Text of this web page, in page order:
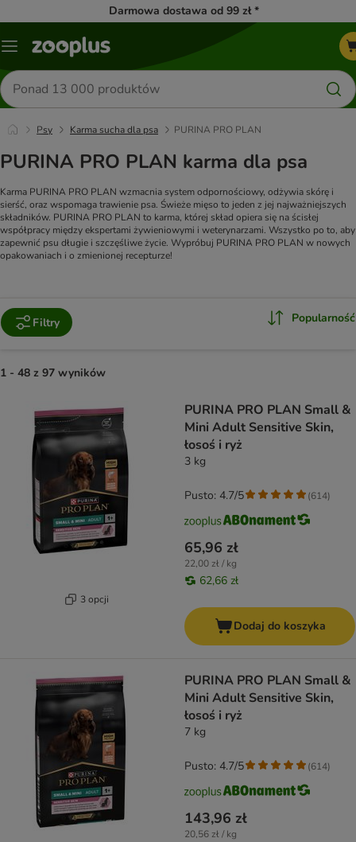
Darmowa dostawa od 99 zł *
Menu
Szukaj
produktów
Psy Karma sucha dla psa PURINA PRO PLAN
PURINA PRO PLAN karma dla psa
Karma PURINA PRO PLAN wzmacnia system odpornościowy, odżywia skórę i
sierść, oraz wspomaga trawienie psa. Świeże mięso to jeden z jej najważniejszych
składników. PURINA PRO PLAN to karma, której skład opiera się na ścisłej
współpracy między ekspertami żywieniowymi i weterynarzami. Wszystko po to, aby
zapewnić psu długie i szczęśliwe życie. Wypróbuj PURINA PRO PLAN w nowych
opakowaniach i o zmienionej recepturze!
Filtry Popularność
1 - 48 z 97 wyników
3 opcji
PURINA PRO PLAN Small &
Mini Adult Sensitive Skin,
łosoś i ryż
3 kg
65,96 zł
22,00 zł / kg
62,66 zł
Pusto: 4.7/5 (614)
Dodaj do koszyka
PURINA PRO PLAN Small &
Mini Adult Sensitive Skin,
łosoś i ryż
7 kg
143,96 zł
20,56 zł / kg
Pusto: 4.7/5 (614)